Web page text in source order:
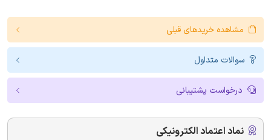
مشاهده خریدهای قبلی
سوالات متداول
درخواست پشتیبانی
نماد اعتماد الکترونیکی